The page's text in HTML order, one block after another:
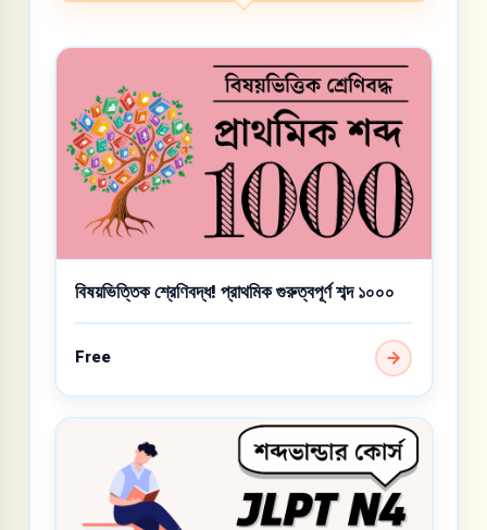
বিষয়ভিত্তিক শ্রেণিবদ্ধ! প্রাথমিক গুরুত্বপূর্ণ শব্দ ১০০০
Free